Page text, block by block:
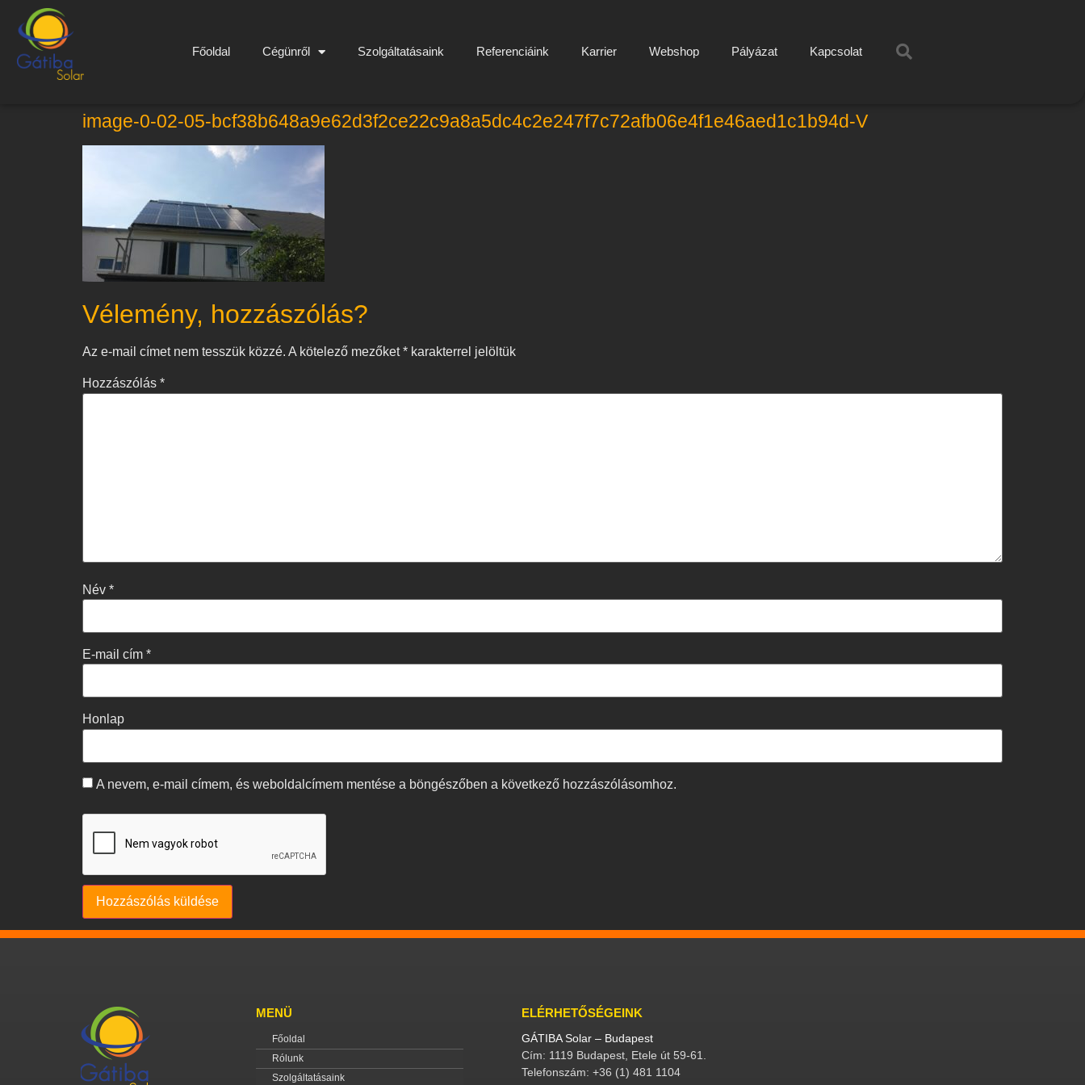
Főoldal Cégünről Szolgáltatásaink Referenciáink Karrier Webshop Pályázat Kapcsolat
image-0-02-05-bcf38b648a9e62d3f2ce22c9a8a5dc4c2e247f7c72afb06e4f1e46aed1c1b94d-V
Vélemény, hozzászólás?
Az e-mail címet nem tesszük közzé. A kötelező mezőket* karakterrel jelöltük
Hozzászólás *
Név *
E-mail cím *
Honlap
A nevem, e-mail címem, és weboldalcímem mentése a böngészőben a következő hozzászólásomhoz.
MENÜ
Főoldal
Rólunk
Szolgáltatásaink
ELÉRHETŐSÉGEINK
GÁTIBA Solar – Budapest
Cím: 1119 Budapest, Etele út 59-61.
Telefonszám: +36 (1) 481 1104